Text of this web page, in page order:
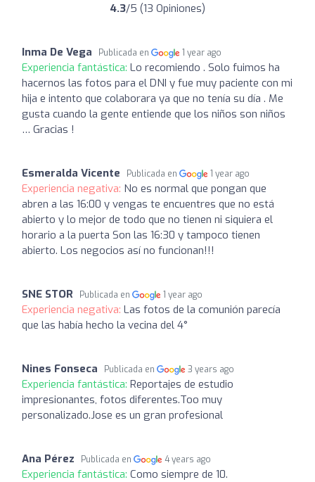
4.3/5 (13 Opiniones)
Inma De Vega Publicada en 1 year ago
Experiencia fantástica: Lo recomiendo . Solo fuimos ha
hacernos las fotos para el DNI y fue muy paciente con mi
hija e intento que colaborara ya que no tenía su día . Me
gusta cuando la gente entiende que los niños son niños
… Gracias !
Esmeralda Vicente Publicada en 1 year ago
Experiencia negativa: No es normal que pongan que
abren a las 16:00 y vengas te encuentres que no está
abierto y lo mejor de todo que no tienen ni siquiera el
horario a la puerta Son las 16:30 y tampoco tienen
abierto. Los negocios así no funcionan!!!
SNE STOR Publicada en 1 year ago
Experiencia negativa: Las fotos de la comunión parecía
que las había hecho la vecina del 4°
Nines Fonseca Publicada en 3 years ago
Experiencia fantástica: Reportajes de estudio
impresionantes, fotos diferentes.Too muy
personalizado.Jose es un gran profesional
Ana Pérez Publicada en 4 years ago
Experiencia fantástica: Como siempre de 10.